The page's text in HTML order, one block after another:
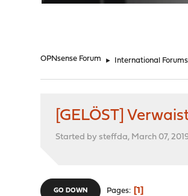
OPNsense Forum ► International Forums
[GELÖST]
Started by steffda, March 07,
GO DOWN Pages 1